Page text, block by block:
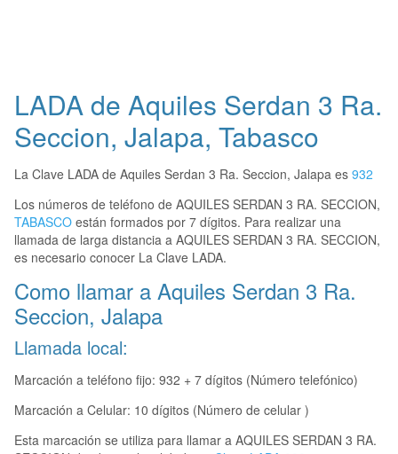
LADA de Aquiles Serdan 3 Ra.
Seccion, Jalapa, Tabasco
La Clave LADA de Aquiles Serdan 3 Ra. Seccion, Jalapa es 932
Los números de teléfono de AQUILES SERDAN 3 RA. SECCION,
TABASCO están formados por 7 dígitos. Para realizar una
llamada de larga distancia a AQUILES SERDAN 3 RA. SECCION,
es necesario conocer La Clave LADA.
Como llamar a Aquiles Serdan 3 Ra.
Seccion, Jalapa
Llamada local:
Marcación a teléfono fijo: 932 + 7 dígitos (Número telefónico)
Marcación a Celular: 10 dígitos (Número de celular )
Esta marcación se utiliza para llamar a AQUILES SERDAN 3 RA.